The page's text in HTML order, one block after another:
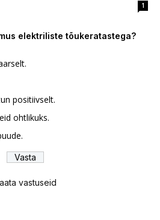
1
elektriliste tõukeratastega?
positiivselt.
ohtlikuks.
vastuseid